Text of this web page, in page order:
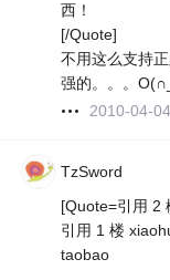
西！
[/Quote]
不用这么支持
强的。。。
2010-04-04
TzSword
[Quote=引用 2
引用 1 楼
taobao